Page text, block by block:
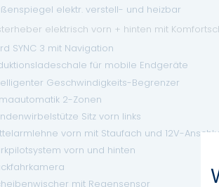
elektr. verstell- und heizbar
elektrisch vorn + hinten mit
SYNC 3 mit Navigation
für mobile Endgeräte
Geschwindigkeits-Begrenzer
2-Zonen
Sitz vorn links
vorn mit Staufach und 12V-
vorn und hinten
mit Regensensor